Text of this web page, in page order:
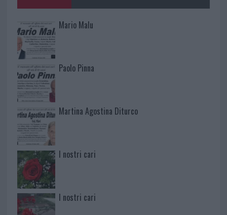
Mario Malu
Paolo Pinna
Martina Agostina Diturco
I nostri cari
I nostri cari